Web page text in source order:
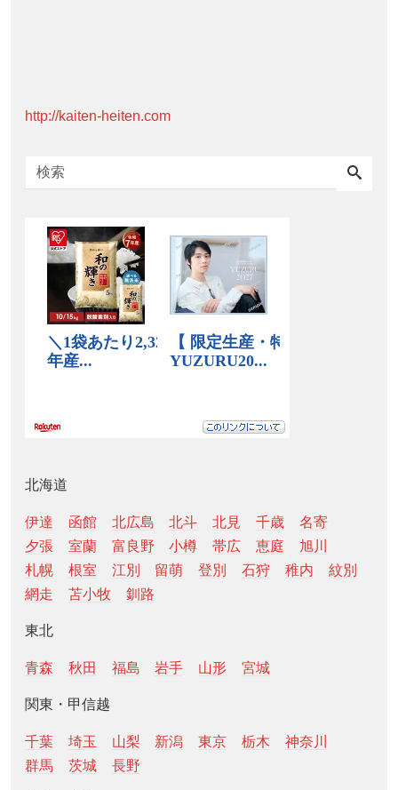
http://kaiten-heiten.com
北海道
伊達 函館 北広島 北斗 北見 千歳
名寄
夕張
室蘭 富良野 小樽 帯広 恵庭
旭川
札幌
根室 江別 留萌 登別 石狩 稚内
紋別
網走
苫小牧 釧路
東北
青森 秋田 福島 岩手 山形 宮城
関東・甲信越
千葉 埼玉 山梨 新潟 東京 栃木
神奈川
群馬
茨城 長野